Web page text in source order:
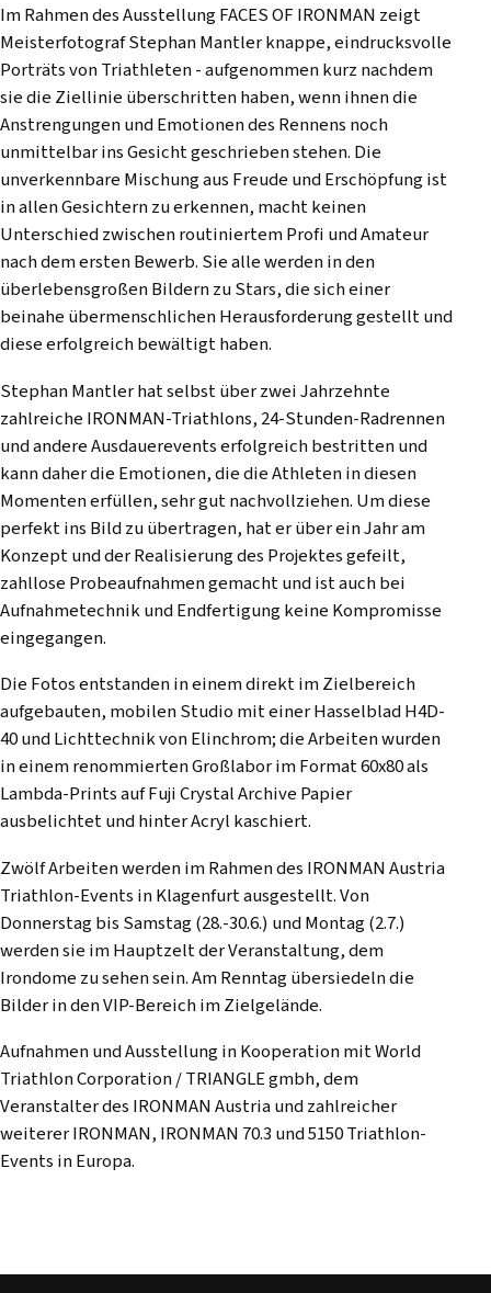
Im Rahmen des Ausstellung FACES OF IRONMAN zeigt
Meisterfotograf Stephan Mantler knappe, eindrucksvolle
Porträts von Triathleten - aufgenommen kurz nachdem
sie die Ziellinie überschritten haben, wenn ihnen die
Anstrengungen und Emotionen des Rennens noch
unmittelbar ins Gesicht geschrieben stehen. Die
unverkennbare Mischung aus Freude und Erschöpfung ist
in allen Gesichtern zu erkennen, macht keinen
Unterschied zwischen routiniertem Profi und Amateur
nach dem ersten Bewerb. Sie alle werden in den
überlebensgroßen Bildern zu Stars, die sich einer
beinahe übermenschlichen Herausforderung gestellt und
diese erfolgreich bewältigt haben.
Stephan Mantler hat selbst über zwei Jahrzehnte
zahlreiche IRONMAN-Triathlons, 24-Stunden-Radrennen
und andere Ausdauerevents erfolgreich bestritten und
kann daher die Emotionen, die die Athleten in diesen
Momenten erfüllen, sehr gut nachvollziehen. Um diese
perfekt ins Bild zu übertragen, hat er über ein Jahr am
Konzept und der Realisierung des Projektes gefeilt,
zahllose Probeaufnahmen gemacht und ist auch bei
Aufnahmetechnik und Endfertigung keine Kompromisse
eingegangen.
Die Fotos entstanden in einem direkt im Zielbereich
aufgebauten, mobilen Studio mit einer Hasselblad H4D-
40 und Lichttechnik von Elinchrom; die Arbeiten wurden
in einem renommierten Großlabor im Format 60x80 als
Lambda-Prints auf Fuji Crystal Archive Papier
ausbelichtet und hinter Acryl kaschiert.
Zwölf Arbeiten werden im Rahmen des IRONMAN Austria
Triathlon-Events in Klagenfurt ausgestellt. Von
Donnerstag bis Samstag (28.-30.6.) und Montag (2.7.)
werden sie im Hauptzelt der Veranstaltung, dem
Irondome zu sehen sein. Am Renntag übersiedeln die
Bilder in den VIP-Bereich im Zielgelände.
Aufnahmen und Ausstellung in Kooperation mit World
Triathlon Corporation / TRIANGLE gmbh, dem
Veranstalter des IRONMAN Austria und zahlreicher
weiterer IRONMAN, IRONMAN 70.3 und 5150 Triathlon-
Events in Europa.